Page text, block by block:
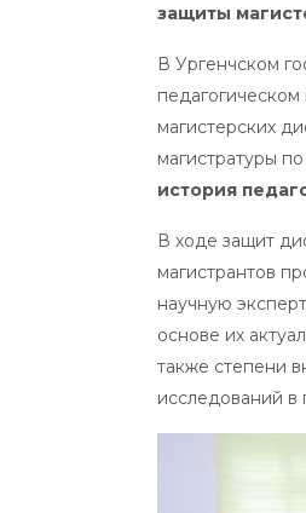
защиты
В Ургенчском
педагогическом
магистерских
магистратуры
история
В ходе защит
магистрантов
научную
основе их
также степени
исследований в